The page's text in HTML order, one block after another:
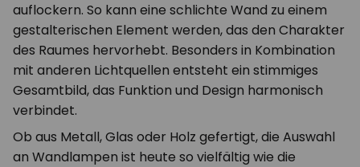
auflockern. So kann eine schlichte Wand zu einem
gestalterischen Element werden, das den Charakter
des Raumes hervorhebt. Besonders in Kombination
mit anderen Lichtquellen entsteht ein stimmiges
Gesamtbild, das Funktion und Design harmonisch
verbindet.
Ob aus Metall, Glas oder Holz gefertigt, die Auswahl
an Wandlampen ist heute so vielfältig wie die